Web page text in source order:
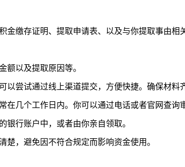
金缴存证明、提取申请表、以及与你提取事由相
额以及提取原因等。
尝试通过线上渠道提交，方便快捷。确保材料
几个工作日内。你可以通过电话或者官网查询
银行账户中，或者由你亲自领取。
楚，避免因不符合规定而影响资金使用。